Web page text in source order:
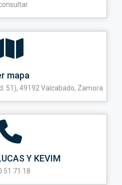
mapa
51), 49192 Valcabado, Zamora
Y KEVIM
51 71 18